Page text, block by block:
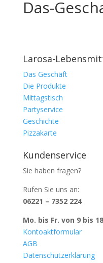
Das-
Larosa-
Das Geschäft
Die Produkte
Mittagstisch
Partyservice
Geschichte
Pizzakarte
Kundenservice
Sie haben fragen?
Rufen Sie uns an:
06221 – 7352 224
Mo. bis Fr. von 9 bis
Kontoaktformular
AGB
Datenschutzerklärung